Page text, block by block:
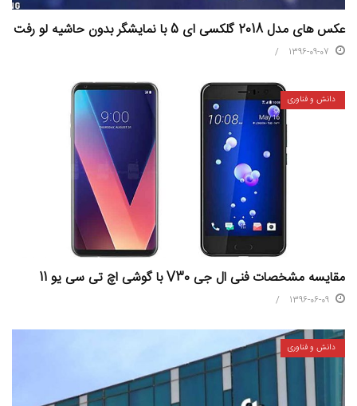
عکس های مدل 2018 گلکسی ای 5 با نمایشگر بدون حاشیه لو رفت
1396-09-07
دانش و فناوری
مقایسه مشخصات فنی ال جی V30 با گوشی اچ تی سی یو 11
1396-06-09
دانش و فناوری